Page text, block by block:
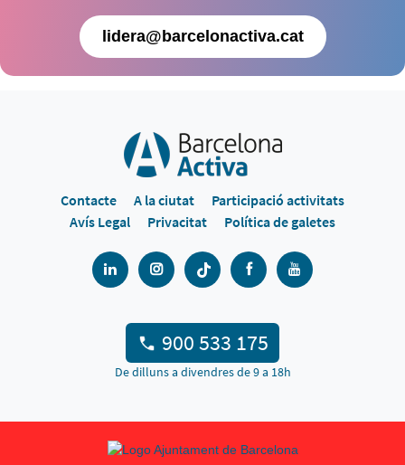
lidera@barcelonactiva.cat
Contacte A la ciutat
Participació activitats
Avís Legal
Privacitat Política de galetes
900 533 175
De dilluns a divendres de 9 a 18h